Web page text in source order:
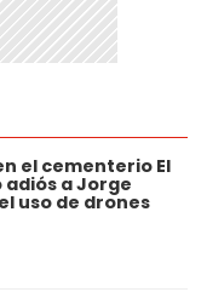
el cementerio El
adiós a Jorge
uso de drones